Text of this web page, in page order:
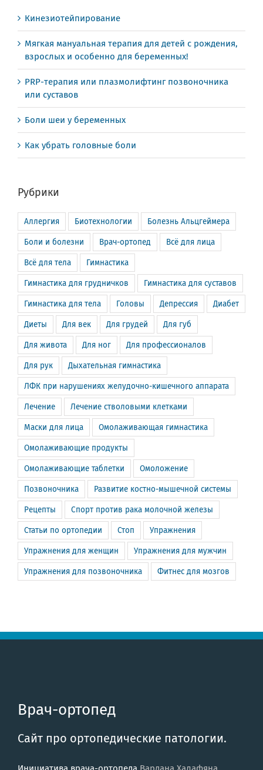
Кинезиотейпирование
Мягкая мануальная терапия для детей с рождения,
взрослых и особенно для беременных!
PRP-терапия или плазмолифтинг позвоночника
или суставов
Боли шеи у беременных
Как убрать головные боли
Рубрики
Аллергия Биотехнологии Болезнь Альцгеймера
Боли и болезни Врач-ортопед Всё для лица
Всё для тела Гимнастика
Гимнастика для грудничков Гимнастика для суставов
Гимнастика для тела Головы Депрессия Диабет
Диеты Для век Для грудей Для губ
Для живота Для ног Для профессионалов
Для рук Дыхательная гимнастика
ЛФК при нарушениях желудочно-кишечного аппарата
Лечение Лечение стволовыми клетками
Маски для лица Омолаживающая гимнастика
Омолаживающие продукты
Омолаживающие таблетки Омоложение
Позвоночника Развитие костно-мышечной системы
Рецепты Спорт против рака молочной железы
Статьи по ортопедии Стоп Упражнения
Упражнения для женщин Упражнения для мужчин
Упражнения для позвоночника Фитнес для мозгов
Врач-ортопед
Сайт про ортопедические патологии.